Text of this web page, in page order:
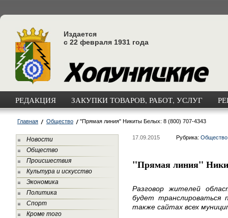
Издается
с 22 февраля 1931 года
РЕДАКЦИЯ ЗАКУПКИ ТОВАРОВ, РАБОТ, УСЛУГ
Главная Общество "Прямая линия" Никиты Белых: 8 (800) 707-4343
Новости
Общество
Происшествия
Культура и искусство
Экономика
Политика
Спорт
Кроме того
17.09.2015 Рубрика: Общество
"Прямая линия"
Разговор жителей
будет транслироваться
также сайтах всех